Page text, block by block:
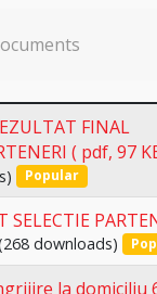
FINAL
( pdf, 97
Popular
SELECTIE
downloads)
la domiciliu